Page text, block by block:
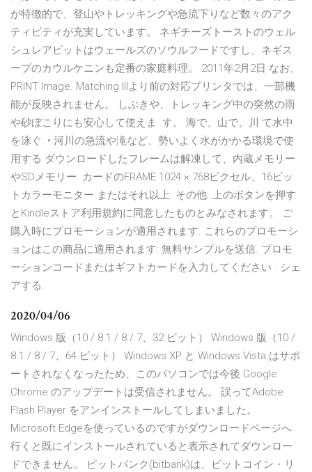
が特徴的で、登山やトレッキングや急流下りなど数々のアク
ティビティが充実しています。 ネギチーズトーストのウェル
シュレアビットはウェールズのソウルフードですし、ネギス
ープのカウルケニンも定番の家庭料理。 2011年2月2日 なお、
PRINT Image. Matching IIIより前の対応プリンタでは、一部機
能が反映されません。 しぶきや、トレッキング中の突然の雨
や砂ぼこりにも安心して使えま. す。 海で、山で、川 て水中
を泳ぐ. • 河川の急流や滝など、勢いよく水がかかる環境で使
用する ダウンロードしたフレームは解凍して、内蔵メモリー
やSDメモリー. カードのFRAME 1024 × 768ピクセル、16ビッ
トカラーモニター またはそれ以上. その他. 上のボタンを押す
とKindleストア利用規約に同意したものとみなされます。 ご
購入時にプロモーションが適用されます. これらのプロモーシ
ョンはこの商品に適用されます: 無料サンプルを送信. プロモ
ーションコードまたはギフトカードを入力してください · シェ
アする.
2020/04/06
Windows 版（10 / 8.1 / 8 / 7、32 ビット） Windows 版（10 /
8.1 / 8 / 7、64 ビット） Windows XP と Windows Vista はサポ
ートされなくなったため、このパソコンでは今後 Google
Chrome のアップデートは受信されません。 誤ってAdobe
Flash Player をアンインストールしてしまいました。
Microsoft Edgeを使っているのですがダウンロードページへ
行くと既にインストールされていると表示されてダウンロー
ドできません。 ビットバンク(bitbank)は、ビットコイン・リ